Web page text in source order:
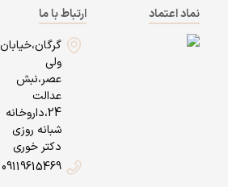
نماد اعتماد
ارتباط با ما
گرگان،خیابان
ولی
عصر،نبش
عدالت
24،داروخانه
شبانه روزی
دکتر خوری
09119615469